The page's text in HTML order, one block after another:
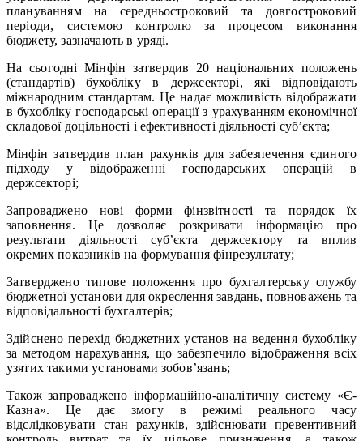
плануванням на середньостроковий та довгостроковий
періоди, системою контролю за процесом виконання
бюджету, зазначають в уряді.
На сьогодні Мінфін затвердив 20 національних положень
(стандартів) бухобліку в держсекторі, які відповідають
міжнародним стандартам. Це надає можливість відображати
в бухобліку господарські операції з урахуванням економічної
складової доцільності і ефективності діяльності суб’єкта;
Мінфін затвердив план рахунків для забезпечення єдиного
підходу у відображенні господарських операцій в
держсекторі;
Запроваджено нові форми фінзвітності та порядок їх
заповнення. Це дозволяє розкривати інформацію про
результати діяльності суб’єкта держсектору та вплив
окремих показників на формування фінрезультату;
Затверджено типове положення про бухгалтерську службу
бюджетної установи для окреслення завдань, повноважень та
відповідальності бухгалтерів;
Здійснено перехід бюджетних установ на ведення бухобліку
за методом нарахування, що забезпечило відображення всіх
узятих такими установами зобов’язань;
Також запроваджено інформаційно-аналітичну систему «Є-
Казна». Це дає змогу в режимі реального часу
відслідковувати стан рахунків, здійснювати превентивний